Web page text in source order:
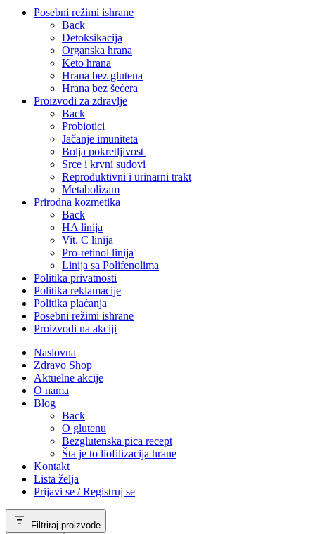
Posebni režimi ishrane
Back
Detoksikacija
Organska hrana
Keto hrana
Hrana bez glutena
Hrana bez šećera
Proizvodi za zdravlje
Back
Probiotici
Jačanje imuniteta
Bolja pokretljivost
Srce i krvni sudovi
Reproduktivni i urinarni trakt
Metabolizam
Prirodna kozmetika
Back
HA linija
Vit. C linija
Pro-retinol linija
Linija sa Polifenolima
Politika privatnosti
Politika reklamacije
Politika plaćanja
Posebni režimi ishrane
Proizvodi na akciji
Naslovna
Zdravo Shop
Aktuelne akcije
O nama
Blog
Back
O glutenu
Bezglutenska pica recept
Šta je to liofilizacija hrane
Kontakt
Lista želja
Prijavi se / Registruj se
Filtriraj proizvode